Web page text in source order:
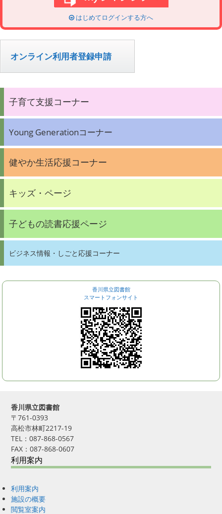
はじめてログインする方へ
オンライン利用者登録申請
子育て支援コーナー
Young Generationコーナー
健やか生活応援コーナー
キッズ・ページ
子どもの読書応援ページ
ビジネス情報・しごと応援コーナー
香川県立図書館
スマートフォンサイト
香川県立図書館
〒761-0393
高松市林町2217-19
TEL：087-868-0567
FAX：087-868-0607
利用案内
利用案内
施設の概要
閲覧室案内